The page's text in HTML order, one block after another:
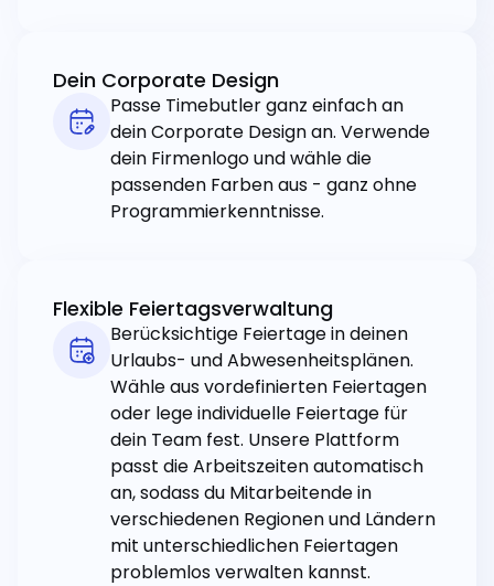
Dein Corporate Design
Passe Timebutler ganz einfach an
dein Corporate Design an. Verwende
dein Firmenlogo und wähle die
passenden Farben aus - ganz ohne
Programmierkenntnisse.
Flexible Feiertagsverwaltung
Berücksichtige Feiertage in deinen
Urlaubs- und Abwesenheitsplänen.
Wähle aus vordefinierten Feiertagen
oder lege individuelle Feiertage für
dein Team fest. Unsere Plattform
passt die Arbeitszeiten automatisch
an, sodass du Mitarbeitende in
verschiedenen Regionen und Ländern
mit unterschiedlichen Feiertagen
problemlos verwalten kannst.